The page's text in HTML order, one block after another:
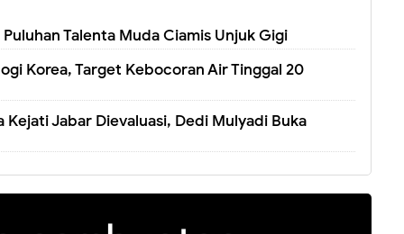
Talenta Muda Ciamis Unjuk Gigi
Korea, Target Kebocoran Air Tinggal 20
Jabar Dievaluasi, Dedi Mulyadi Buka